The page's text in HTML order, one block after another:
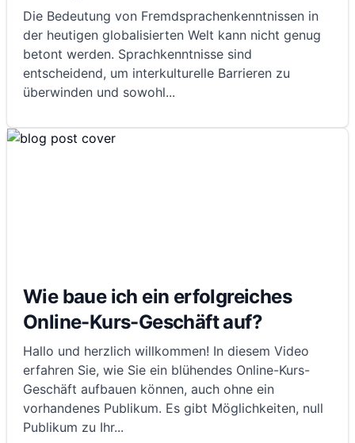
Die Bedeutung von Fremdsprachenkenntnissen in
der heutigen globalisierten Welt kann nicht genug
betont werden. Sprachkenntnisse sind
entscheidend, um interkulturelle Barrieren zu
überwinden und sowohl...
Wie baue ich ein erfolgreiches
Online-Kurs-Geschäft auf?
Hallo und herzlich willkommen! In diesem Video
erfahren Sie, wie Sie ein blühendes Online-Kurs-
Geschäft aufbauen können, auch ohne ein
vorhandenes Publikum. Es gibt Möglichkeiten, null
Publikum zu Ihr...